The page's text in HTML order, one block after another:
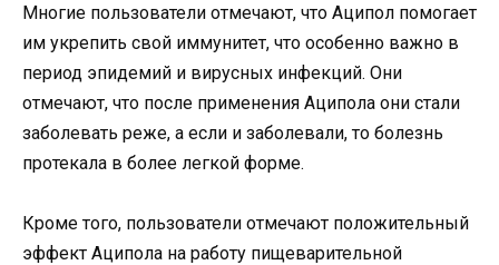
Многие пользователи отмечают, что Аципол помогает
им укрепить свой иммунитет, что особенно важно в
период эпидемий и вирусных инфекций. Они
отмечают, что после применения Аципола они стали
заболевать реже, а если и заболевали, то болезнь
протекала в более легкой форме.
Кроме того, пользователи отмечают положительный
эффект Аципола на работу пищеварительной